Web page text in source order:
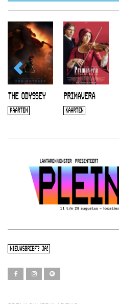
THE ODYSSEY
KAARTEN
PRIMAVERA
KAARTEN
NIEUWSBRIEF? JA!